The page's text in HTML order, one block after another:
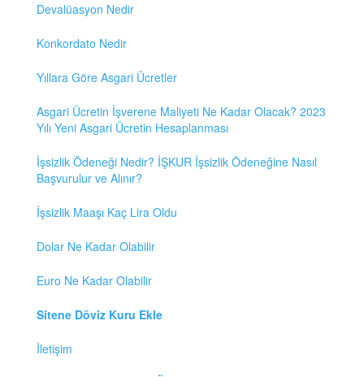
Devalüasyon Nedir
Konkordato Nedir
Yıllara Göre Asgari Ücretler
Asgari Ücretin İşverene Maliyeti Ne Kadar Olacak? 2023
Yılı Yeni Asgari Ücretin Hesaplanması
İşsizlik Ödeneği Nedir? İŞKUR İşsizlik Ödeneğine Nasıl
Başvurulur ve Alınır?
İşsizlik Maaşı Kaç Lira Oldu
Dolar Ne Kadar Olabilir
Euro Ne Kadar Olabilir
Sitene Döviz Kuru Ekle
İletişim